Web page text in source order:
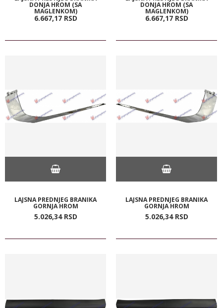
DONJA HROM (SA
MAGLENKOM)
6.667,17 RSD
DONJA HROM (SA
MAGLENKOM)
6.667,17 RSD
LAJSNA PREDNJEG BRANIKA
GORNJA HROM
5.026,34 RSD
LAJSNA PREDNJEG BRANIKA
GORNJA HROM
5.026,34 RSD